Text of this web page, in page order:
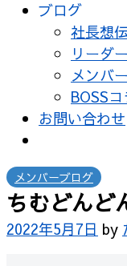
ブログ
社長想
リーダ
メンバ
BOSSコ
お問い合わせ
メンバーブログ
ちむどんど
2022年5月7日 by